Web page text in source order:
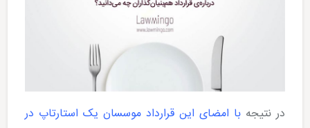
در نتیجهبا امضای این قرارداد موسسان یک استارتاپ در